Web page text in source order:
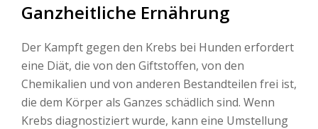
Ganzheitliche Ernährung
Der Kampft gegen den Krebs bei Hunden erfordert
eine Diät, die von den Giftstoffen, von den
Chemikalien und von anderen Bestandteilen frei ist,
die dem Körper als Ganzes schädlich sind. Wenn
Krebs diagnostiziert wurde, kann eine Umstellung